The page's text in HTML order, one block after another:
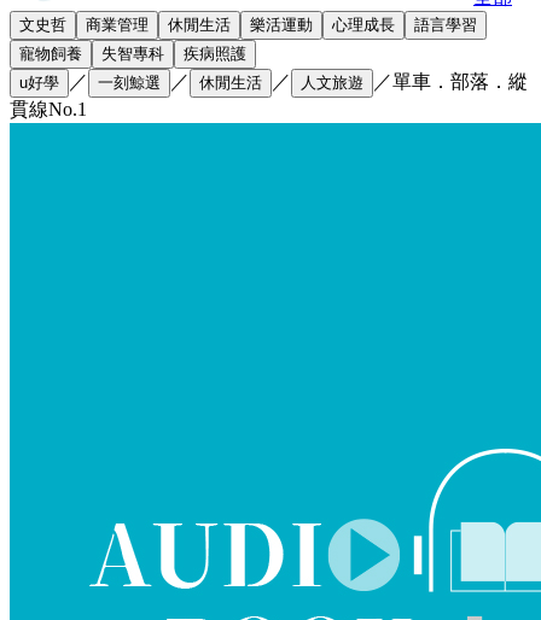
文史哲 商業管理 休閒生活 樂活運動 心理成長
語言學習
寵物飼養
失智專科
疾病照護
u好學
／ 一刻鯨選 ／ 休閒生活 ／ 人文旅遊 ／單車．部落．縱
貫線No.1